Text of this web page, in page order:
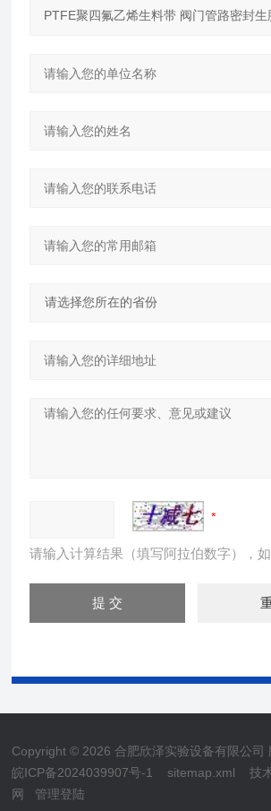
请输入计算结果（填写阿拉伯数字），
Copyright © 2026 合肥欣泽实验设备有限公司
皖ICP备2024039907号-1
sitemap.xml 技
网
管理登陆